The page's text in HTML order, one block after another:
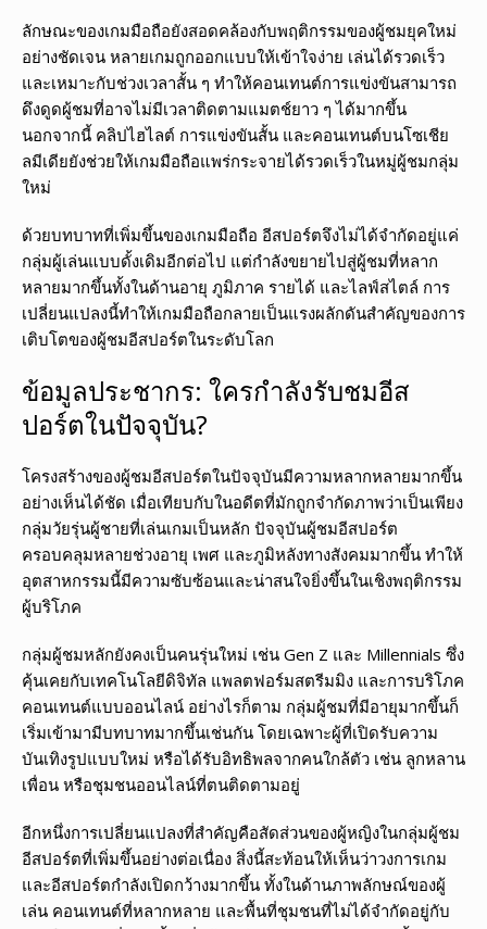
ลักษณะของเกมมือถือยังสอดคล้องกับพฤติกรรมของผู้ชมยุคใหม่
อย่างชัดเจน หลายเกมถูกออกแบบให้เข้าใจง่าย เล่นได้รวดเร็ว
และเหมาะกับช่วงเวลาสั้น ๆ ทำให้คอนเทนต์การแข่งขันสามารถ
ดึงดูดผู้ชมที่อาจไม่มีเวลาติดตามแมตช์ยาว ๆ ได้มากขึ้น
นอกจากนี้ คลิปไฮไลต์ การแข่งขันสั้น และคอนเทนต์บนโซเชีย
ลมีเดียยังช่วยให้เกมมือถือแพร่กระจายได้รวดเร็วในหมู่ผู้ชมกลุ่ม
ใหม่
ด้วยบทบาทที่เพิ่มขึ้นของเกมมือถือ อีสปอร์ตจึงไม่ได้จำกัดอยู่แค่
กลุ่มผู้เล่นแบบดั้งเดิมอีกต่อไป แต่กำลังขยายไปสู่ผู้ชมที่หลาก
หลายมากขึ้นทั้งในด้านอายุ ภูมิภาค รายได้ และไลฟ์สไตล์ การ
เปลี่ยนแปลงนี้ทำให้เกมมือถือกลายเป็นแรงผลักดันสำคัญของการ
เติบโตของผู้ชมอีสปอร์ตในระดับโลก
ข้อมูลประชากร: ใครกำลังรับชมอีส
ปอร์ตในปัจจุบัน?
โครงสร้างของผู้ชมอีสปอร์ตในปัจจุบันมีความหลากหลายมากขึ้น
อย่างเห็นได้ชัด เมื่อเทียบกับในอดีตที่มักถูกจำกัดภาพว่าเป็นเพียง
กลุ่มวัยรุ่นผู้ชายที่เล่นเกมเป็นหลัก ปัจจุบันผู้ชมอีสปอร์ต
ครอบคลุมหลายช่วงอายุ เพศ และภูมิหลังทางสังคมมากขึ้น ทำให้
อุตสาหกรรมนี้มีความซับซ้อนและน่าสนใจยิ่งขึ้นในเชิงพฤติกรรม
ผู้บริโภค
กลุ่มผู้ชมหลักยังคงเป็นคนรุ่นใหม่ เช่น Gen Z และ Millennials ซึ่ง
คุ้นเคยกับเทคโนโลยีดิจิทัล แพลตฟอร์มสตรีมมิง และการบริโภค
คอนเทนต์แบบออนไลน์ อย่างไรก็ตาม กลุ่มผู้ชมที่มีอายุมากขึ้นก็
เริ่มเข้ามามีบทบาทมากขึ้นเช่นกัน โดยเฉพาะผู้ที่เปิดรับความ
บันเทิงรูปแบบใหม่ หรือได้รับอิทธิพลจากคนใกล้ตัว เช่น ลูกหลาน
เพื่อน หรือชุมชนออนไลน์ที่ตนติดตามอยู่
อีกหนึ่งการเปลี่ยนแปลงที่สำคัญคือสัดส่วนของผู้หญิงในกลุ่มผู้ชม
อีสปอร์ตที่เพิ่มขึ้นอย่างต่อเนื่อง สิ่งนี้สะท้อนให้เห็นว่าวงการเกม
และอีสปอร์ตกำลังเปิดกว้างมากขึ้น ทั้งในด้านภาพลักษณ์ของผู้
เล่น คอนเทนต์ที่หลากหลาย และพื้นที่ชุมชนที่ไม่ได้จำกัดอยู่กับ